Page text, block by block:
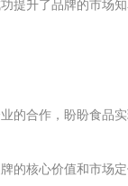
提升了品牌的市场
的合作，盼盼食品
的核心价值和市场